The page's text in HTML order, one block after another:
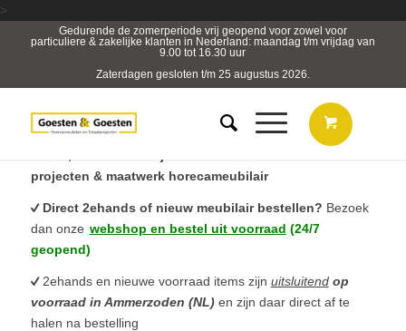
>
Gedurende de zomerperiode vrij geopend voor zowel voor
particuliere & zakelijke klanten in Nederland: maandag t/m vrijdag van
9.00 tot 16.30 uur
Zaterdagen gesloten t/m 25 augustus 2026.
projecten & maatwerk horecameubilair
Direct 2ehands of nieuw meubilair bestellen? Bezoek
dan onze webshop en bestel uit voorraad (24/7
geopend)
2ehands en nieuwe voorraad items zijn uitsluitend op
voorraad in Ammerzoden (NL)en zijn daar direct af te
halen na bestelling